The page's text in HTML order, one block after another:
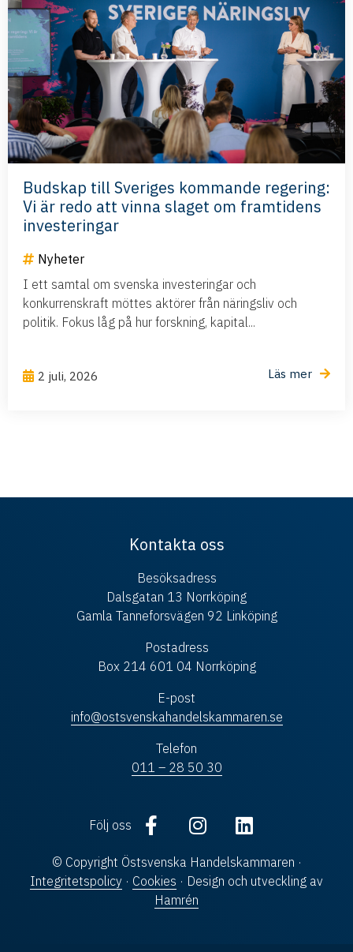
Budskap till Sveriges kommande regering:
Vi är redo att vinna slaget om framtidens
investeringar
Nyheter
I ett samtal om svenska investeringar och
konkurrenskraft möttes aktörer från näringsliv och
politik. Fokus låg på hur forskning, kapital...
2 juli, 2026 Läs mer
Kontakta oss
Besöksadress
Dalsgatan 13 Norrköping
Gamla Tanneforsvägen 92 Linköping
Postadress
Box 214 601 04 Norrköping
E-post
info@ostsvenskahandelskammaren.se
Telefon
011 – 28 50 30
Följ oss
© Copyright Östsvenska Handelskammaren ·
Integritetspolicy · Cookies · Design och utveckling av
Hamrén